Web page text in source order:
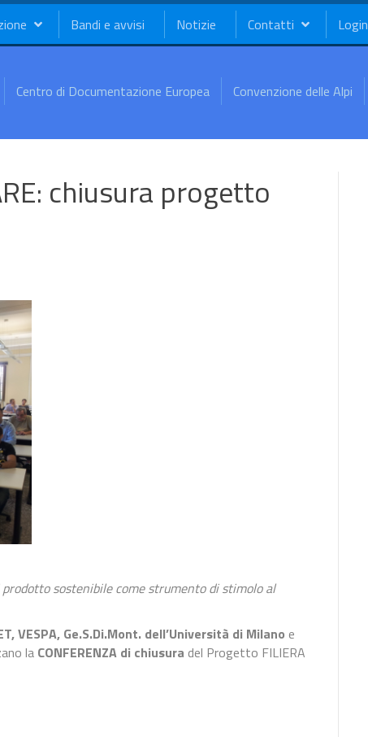
Bandi e avvisi Notizie Contatti Login
Centro di Documentazione Europea Convenzione delle Alpi
chiusura progetto
sostenibile come strumento di stimolo al
VESPA, Ge.S.Di.Mont. dell’Università di Milano e
la CONFERENZA di chiusura del Progetto FILIERA